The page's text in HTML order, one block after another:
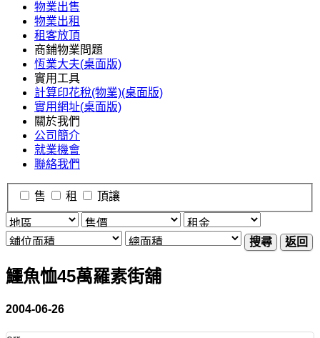
物業出售
物業出租
租客放頂
商鋪物業問題
恆業大夫(桌面版)
實用工具
計算印花稅(物業)(桌面版)
實用網址(桌面版)
關於我們
公司簡介
就業機會
聯絡我們
售 租 頂讓
搜尋 返回
鱷魚恤45萬羅素街舖
2004-06-26